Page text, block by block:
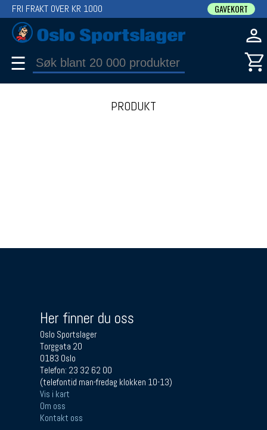
FRI FRAKT OVER KR 1000 GAVEKORT
☰
PRODUKT
Her finner du oss
Oslo Sportslager
Torggata 20
0183 Oslo
Telefon: 23 32 62 00
(telefontid man-fredag klokken 10-13)
Vis i kart
Om oss
Kontakt oss